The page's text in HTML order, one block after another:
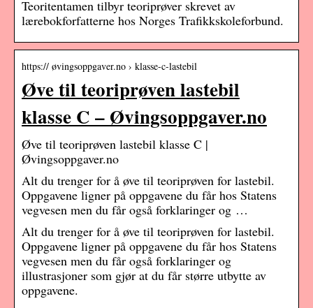
Teoritentamen tilbyr teoriprøver skrevet av
lærebokforfatterne hos Norges Trafikkskoleforbund.
https:// øvingsoppgaver.no › klasse-c-lastebil
Øve til teoriprøven lastebil
klasse C – Øvingsoppgaver.no
Øve til teoriprøven lastebil klasse C |
Øvingsoppgaver.no
Alt du trenger for å øve til teoriprøven for lastebil.
Oppgavene ligner på oppgavene du får hos Statens
vegvesen men du får også forklaringer og …
Alt du trenger for å øve til teoriprøven for lastebil.
Oppgavene ligner på oppgavene du får hos Statens
vegvesen men du får også forklaringer og
illustrasjoner som gjør at du får større utbytte av
oppgavene.